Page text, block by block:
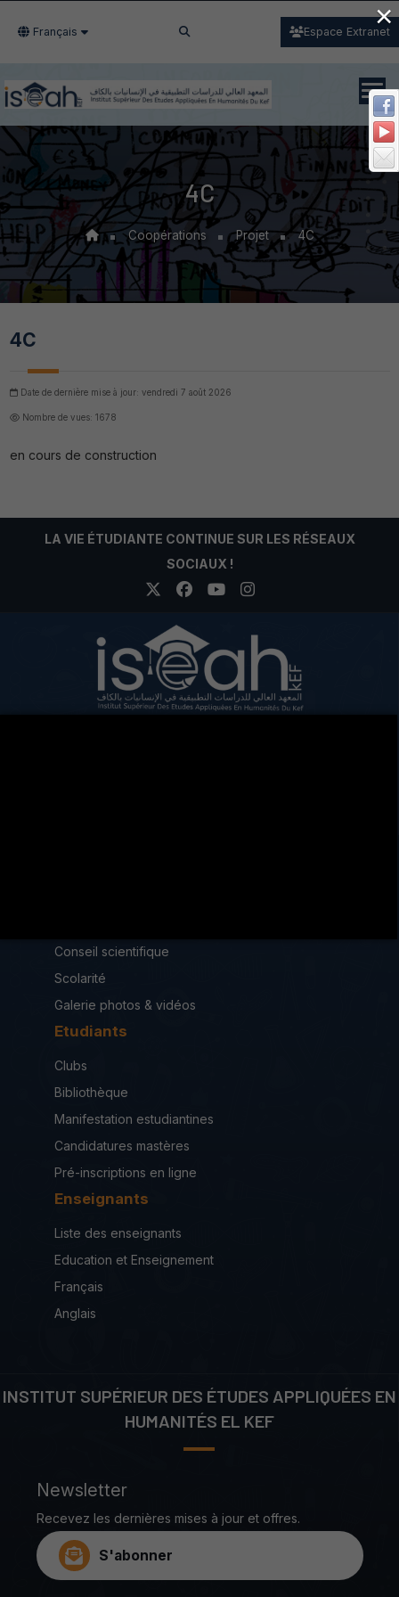
Français Espace Extranet
4C
Coopérations Projet 4C
4C
Date de dernière mise à jour: vendredi 7 août 2026
Nombre de vues: 1678
en cours de construction
LA VIE ÉTUDIANTE CONTINUE SUR LES RÉSEAUX
SOCIAUX !
Conseil scientifique
Scolarité
Galerie photos & vidéos
Etudiants
Clubs
Bibliothèque
Manifestation estudiantines
Candidatures mastères
Pré-inscriptions en ligne
Enseignants
Liste des enseignants
Education et Enseignement
Français
Anglais
INSTITUT SUPÉRIEUR DES ÉTUDES APPLIQUÉES EN
HUMANITÉS EL KEF
Newsletter
Recevez les dernières mises à jour et offres.
S'abonner
×